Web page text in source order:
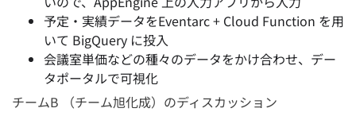
予定・実績データをEventarc + Cloud Function を用
いて BigQuery に投入
会議室単価などの種々のデータをかけ合わせ、デー
タポータルで可視化
チームB （チーム旭化成）のディスカッション